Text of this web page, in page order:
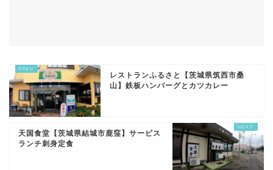
レストランふるさと【茨城県筑西市桑
山】鉄板ハンバーグとカツカレー
天国食堂【茨城県結城市鹿窪】サービス
ランチ刺身定食